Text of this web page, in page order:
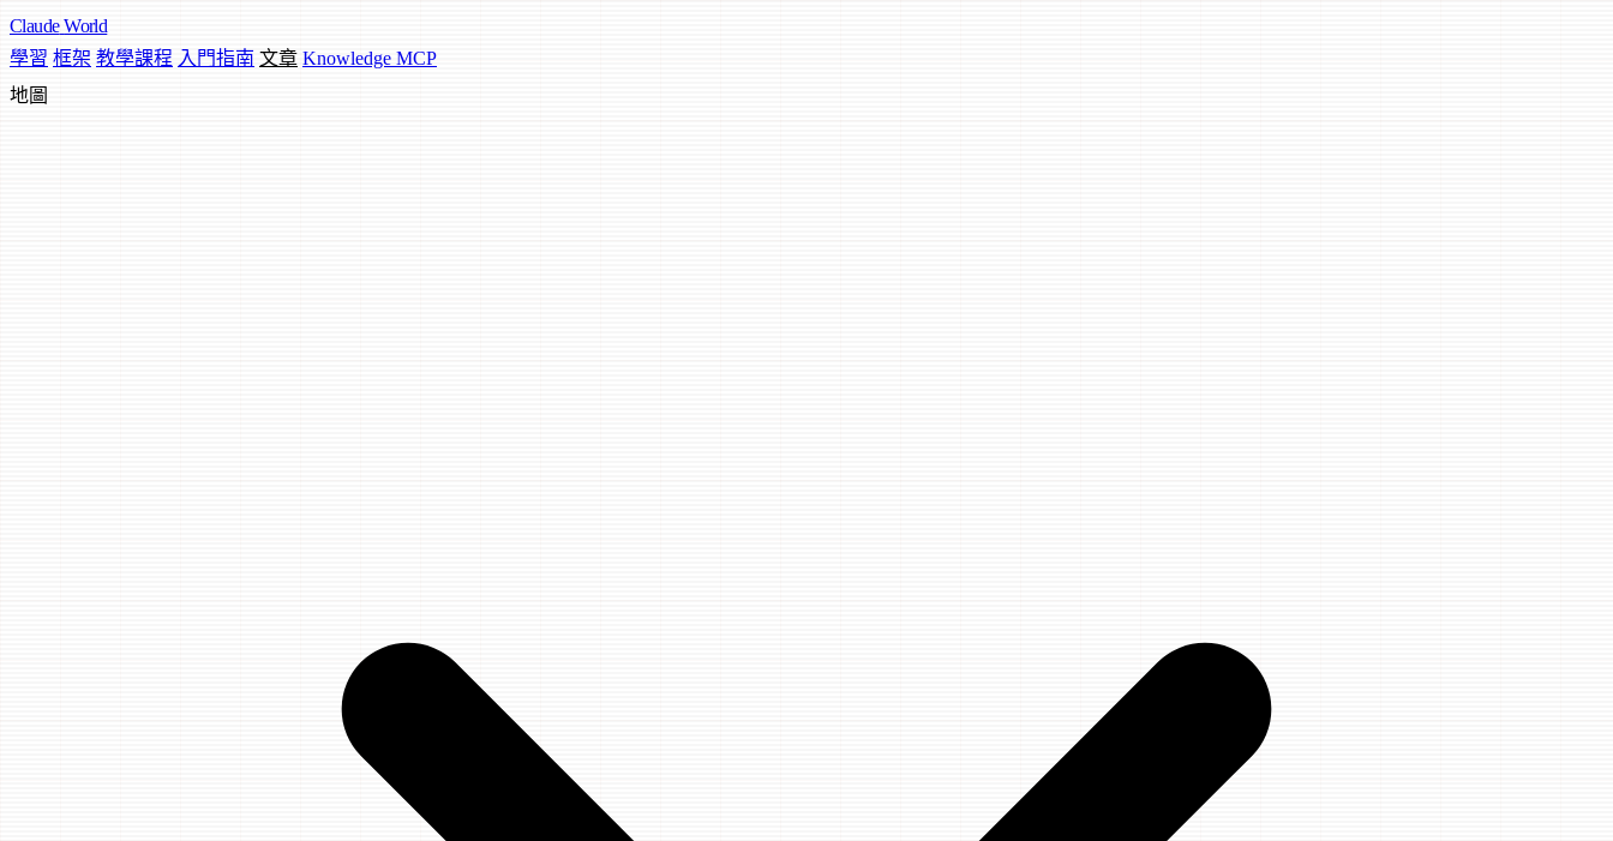
Claude World
學習 框架 教學課程 入門指南 文章 Knowledge MCP
地圖